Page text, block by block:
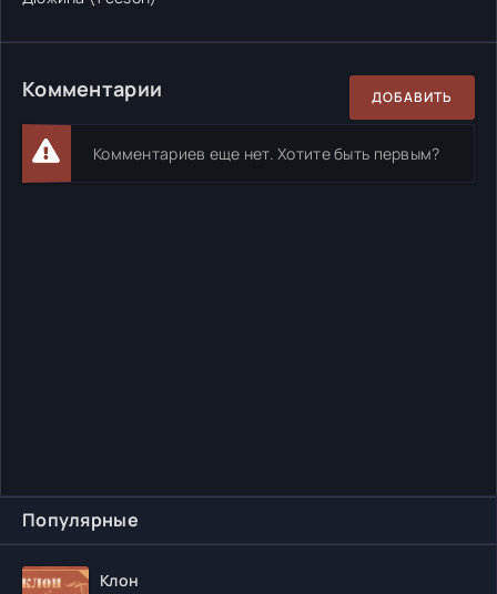
Популярные
Клон
Комментарии ДОБАВИТЬ
Комментариев еще нет. Хотите быть первым?